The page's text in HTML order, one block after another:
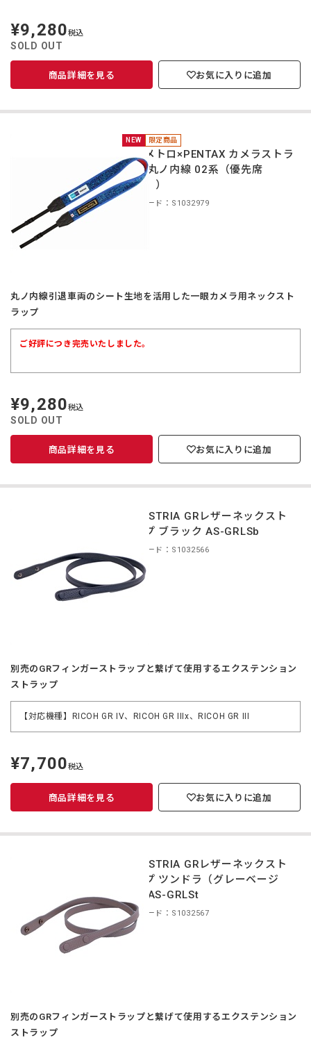
定
価
¥9,280税込
SOLD OUT
商品詳細を見る お気に入りに追加
NEW 限定商品
東京メトロ×PENTAX カメラストラ
ップ 丸ノ内線 02系（優先席
（青））
商品コード：S1032979
丸ノ内線引退車両のシート生地を活用した一眼カメラ用ネックスト
ラップ
ご好評につき完売いたしました。
定
価
¥9,280税込
SOLD OUT
商品詳細を見る お気に入りに追加
INDUSTRIA GRレザーネックスト
ラップ ブラック AS-GRLSb
商品コード：S1032566
別売のGRフィンガーストラップと繋げて使用するエクステンション
ストラップ
【対応機種】RICOH GR IV、RICOH GR IIIx、RICOH GR III
定
価
¥7,700税込
商品詳細を見る お気に入りに追加
INDUSTRIA GRレザーネックスト
ラップ ツンドラ（グレーベージ
ュ） AS-GRLSt
商品コード：S1032567
別売のGRフィンガーストラップと繋げて使用するエクステンション
ストラップ